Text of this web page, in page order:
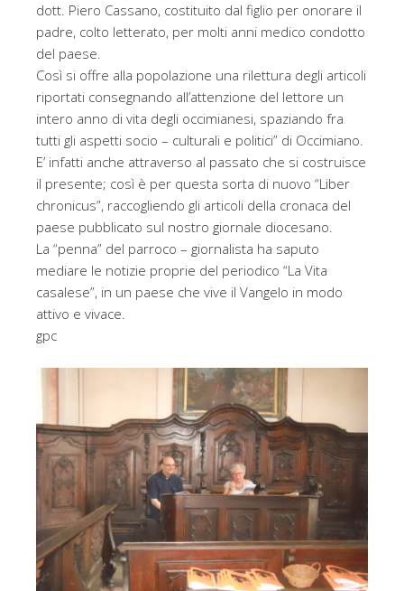
dott. Piero Cassano, costituito dal figlio per onorare il
padre, colto letterato, per molti anni medico condotto
del paese.
Così si offre alla popolazione una rilettura degli articoli
riportati consegnando all’attenzione del lettore un
intero anno di vita degli occimianesi, spaziando fra
tutti gli aspetti socio – culturali e politici” di Occimiano.
E’ infatti anche attraverso al passato che si costruisce
il presente; così è per questa sorta di nuovo “Liber
chronicus”, raccogliendo gli articoli della cronaca del
paese pubblicato sul nostro giornale diocesano.
La “penna” del parroco – giornalista ha saputo
mediare le notizie proprie del periodico “La Vita
casalese”, in un paese che vive il Vangelo in modo
attivo e vivace.
gpc